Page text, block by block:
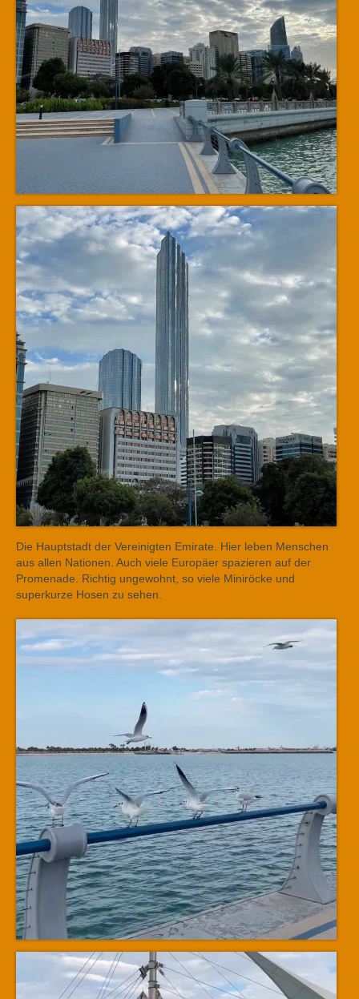
Die Hauptstadt der Vereinigten Emirate. Hier leben Menschen
aus allen Nationen. Auch viele Europäer spazieren auf der
Promenade. Richtig ungewohnt, so viele Miniröcke und
superkurze Hosen zu sehen.